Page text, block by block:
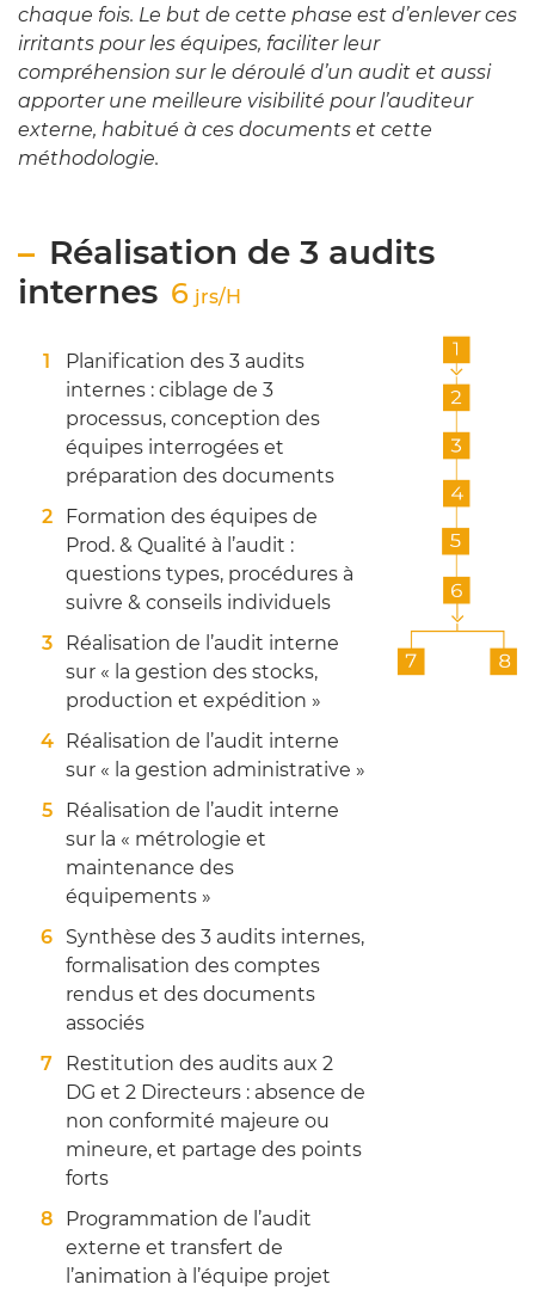
chaque fois. Le but de cette phase est d’enlever ces
irritants pour les équipes, faciliter leur
compréhension sur le déroulé d’un audit et aussi
apporter une meilleure visibilité pour l’auditeur
externe, habitué à ces documents et cette
méthodologie.
Réalisation de 3 audits
internes 6 jrs/H
Planification des 3 audits
internes : ciblage de 3
processus, conception des
équipes interrogées et
préparation des documents
Formation des équipes de
Prod. & Qualité à l’audit :
questions types, procédures à
suivre & conseils individuels
Réalisation de l’audit interne
sur « la gestion des stocks,
production et expédition »
Réalisation de l’audit interne
sur « la gestion administrative »
Réalisation de l’audit interne
sur la « métrologie et
maintenance des
équipements »
Synthèse des 3 audits internes,
formalisation des comptes
rendus et des documents
associés
Restitution des audits aux 2
DG et 2 Directeurs : absence de
non conformité majeure ou
mineure, et partage des points
forts
Programmation de l’audit
externe et transfert de
l’animation à l’équipe projet